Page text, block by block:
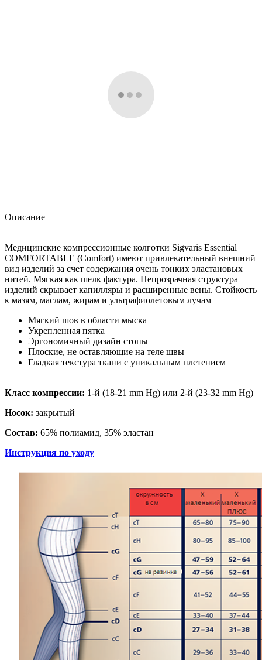
Описание
Медицинские компрессионные колготки Sigvaris Essential
COMFORTABLE (Comfort) имеют привлекательный внешний
вид изделий за счет содержания очень тонких эластановых
нитей. Мягкая как шелк фактура. Непрозрачная структура
изделий скрывает капилляры и расширенные вены. Стойкость
к мазям, маслам, жирам и ультрафиолетовым лучам
Мягкий шов в области мыска
Укрепленная пятка
Эргономичный дизайн стопы
Плоские, не оставляющие на теле швы
Гладкая текстура ткани с уникальным плетением
Класс компрессии: 1-й (18-21 mm Hg) или 2-й (23-32 mm Hg)
Носок: закрытый
Состав: 65% полиамид, 35% эластан
Инструкция по уходу